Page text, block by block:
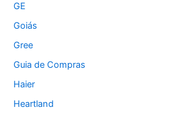
GE
Goiás
Gree
Guia de Compras
Haier
Heartland